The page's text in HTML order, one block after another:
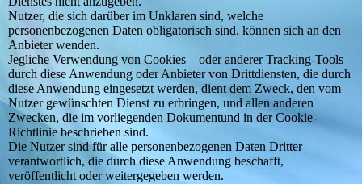
Nutzer, die sich darüber im Unklaren sind, welche
personenbezogenen Daten obligatorisch sind, können sich an den
Anbieter wenden.
Jegliche Verwendung von Cookies – oder anderer Tracking-Tools –
durch diese Anwendung oder Anbieter von Drittdiensten, die durch
diese Anwendung eingesetzt werden, dient dem Zweck, den vom
Nutzer gewünschten Dienst zu erbringen, und allen anderen
Zwecken, die im vorliegenden Dokumentund in der Cookie-
Richtlinie beschrieben sind.
Die Nutzer sind für alle personenbezogenen Daten Dritter
verantwortlich, die durch diese Anwendung beschafft,
veröffentlicht oder weitergegeben werden.